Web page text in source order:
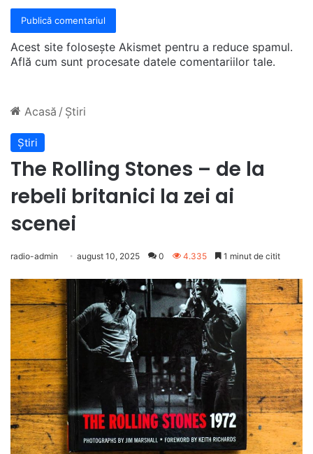
Acest site folosește Akismet pentru a reduce spamul.
Află cum sunt procesate datele comentariilor tale.